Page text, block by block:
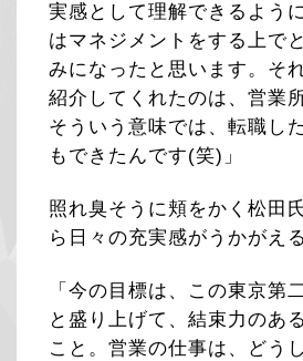
実感として理解できるよう
はマネジメントをする上で
みになったと思います。そ
紹介してくれたのは、営業
そういう意味では、転職し
もできたんです(笑)」
照れ臭そうに頬をかく松田
ら日々の充実感がうかがえる
「今の目標は、この東京第
と盛り上げて、結束力のあ
こと。営業の仕事は、どう